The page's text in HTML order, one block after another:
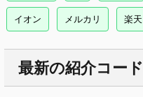
イオン メルカリ 楽天
最新の紹介コード